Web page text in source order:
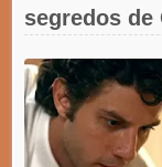
segredos de